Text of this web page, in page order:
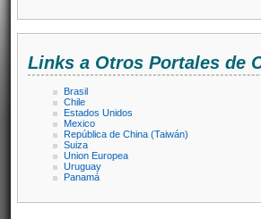
Links a Otros Portales de
Brasil
Chile
Estados Unidos
Mexico
República de China (Taiwán)
Suiza
Union Europea
Uruguay
Panamá